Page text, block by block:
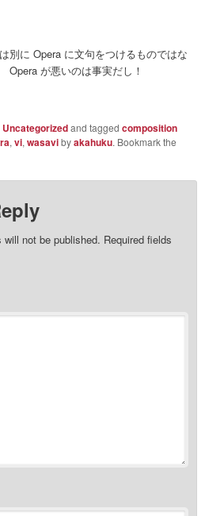
別に Opera に文句をつけるものではな
が悪いのは事実だし！
Uncategorizedand taggedcomposition
,vi,wasavibyakahuku. Bookmark the
will not be published. Required fields